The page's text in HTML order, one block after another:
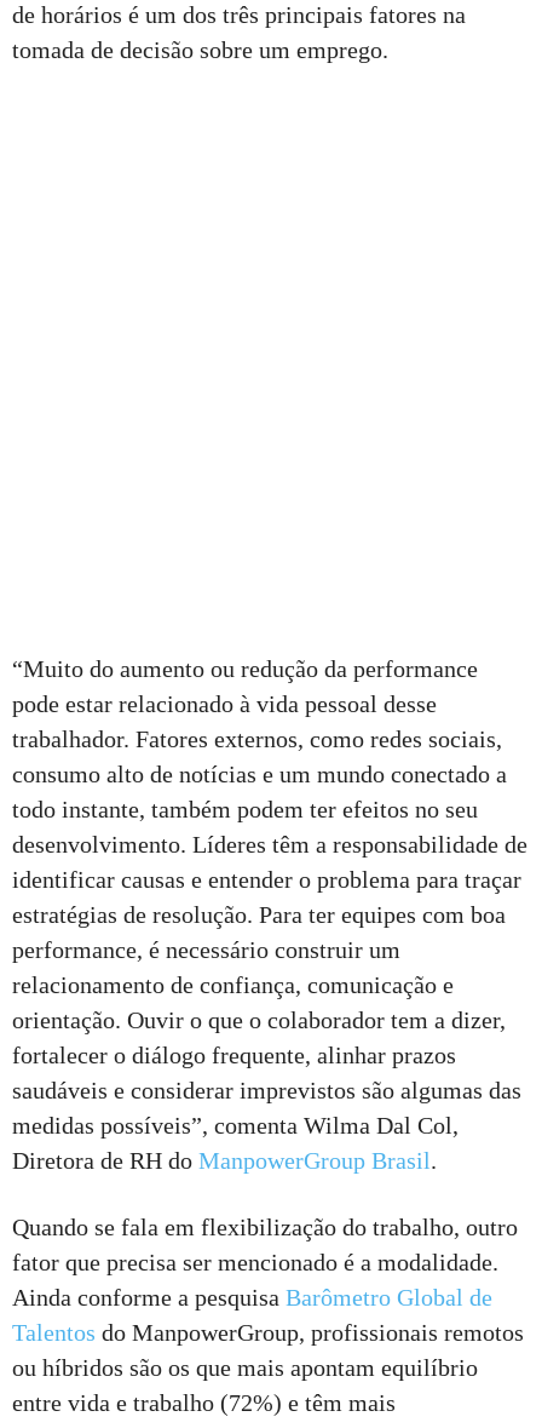
de horários é um dos três principais fatores na
tomada de decisão sobre um emprego.
“Muito do aumento ou redução da performance
pode estar relacionado à vida pessoal desse
trabalhador. Fatores externos, como redes sociais,
consumo alto de notícias e um mundo conectado a
todo instante, também podem ter efeitos no seu
desenvolvimento. Líderes têm a responsabilidade de
identificar causas e entender o problema para traçar
estratégias de resolução. Para ter equipes com boa
performance, é necessário construir um
relacionamento de confiança, comunicação e
orientação. Ouvir o que o colaborador tem a dizer,
fortalecer o diálogo frequente, alinhar prazos
saudáveis e considerar imprevistos são algumas das
medidas possíveis”, comenta Wilma Dal Col,
Diretora de RH do ManpowerGroup Brasil.
Quando se fala em flexibilização do trabalho, outro
fator que precisa ser mencionado é a modalidade.
Ainda conforme a pesquisa Barômetro Global de
Talentos do ManpowerGroup, profissionais remotos
ou híbridos são os que mais apontam equilíbrio
entre vida e trabalho (72%) e têm mais